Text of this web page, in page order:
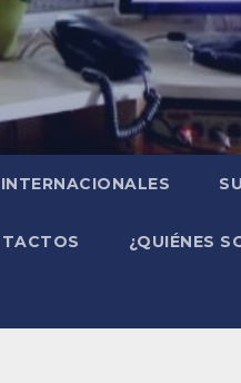
INTERNACIONALES
¿QUIÉNES